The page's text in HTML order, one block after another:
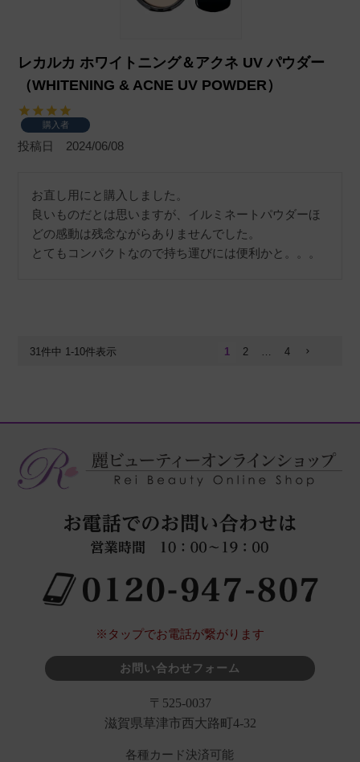
レカルカ ホワイトニング＆アクネ UV パウダー
（WHITENING & ACNE UV POWDER）
購入者
投稿日 2024/06/08
お直し用にと購入しました。
良いものだとは思いますが、イルミネートパウダーほ
どの感動は残念ながらありませんでした。
とてもコンパクトなので持ち運びには便利かと。。。
31件中 1-10件表示 1 2 4
※タップでお電話が繋がります
お問い合わせフォーム
〒525-0037
滋賀県草津市西大路町4-32
各種カード決済可能